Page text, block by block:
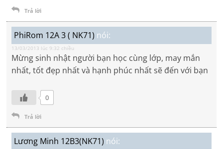
Trả lời
PhiRom 12A 3 ( NK71) nói:
13/03/2013 lúc 9:32 chiều
Mừng sinh nhật người bạn học cùng lớp, may mắn
nhất, tốt đẹp nhất và hạnh phúc nhất sẽ đến với bạn
0
Trả lời
Lương Minh 12B3(NK71) nói: